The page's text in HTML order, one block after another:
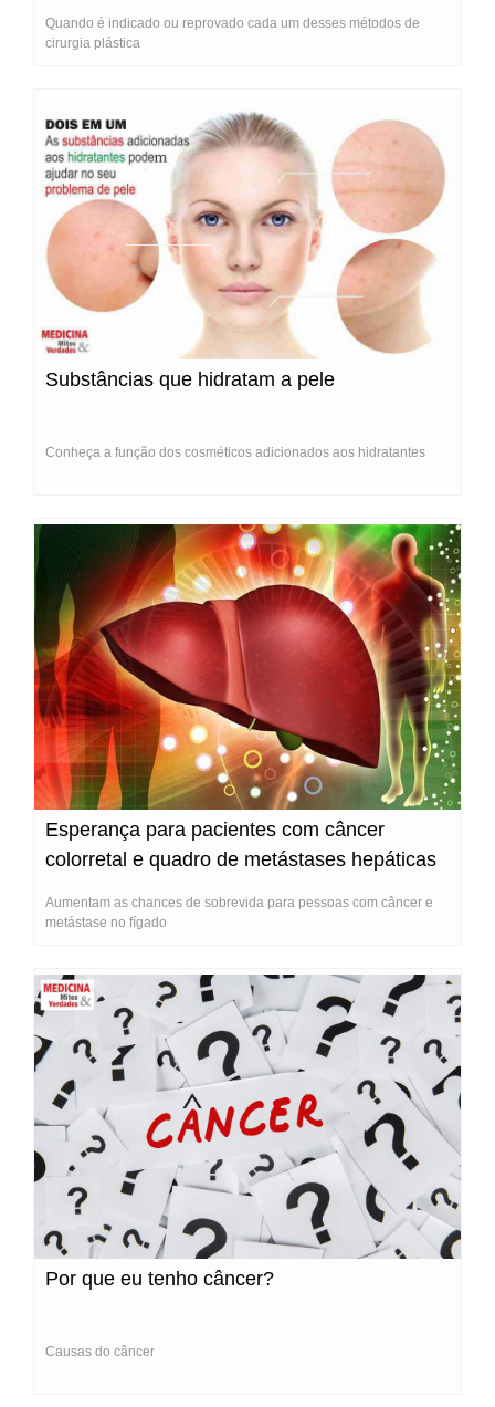
Quando é indicado ou reprovado cada um desses métodos de
cirurgia plástica
Substâncias que hidratam a pele
Conheça a função dos cosméticos adicionados aos hidratantes
Esperança para pacientes com câncer
colorretal e quadro de metástases hepáticas
Aumentam as chances de sobrevida para pessoas com câncer e
metástase no fígado
Por que eu tenho câncer?
Causas do câncer